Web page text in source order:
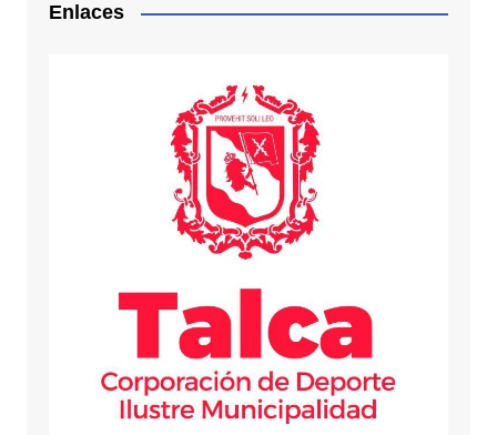
Enlaces